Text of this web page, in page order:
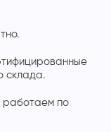
склада.
работаем по